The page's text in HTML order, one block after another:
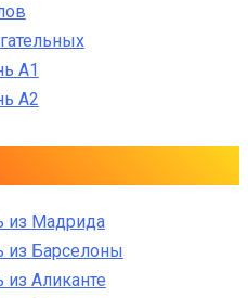
A1
A2
из Мадрида
из Барселоны
из Аликанте